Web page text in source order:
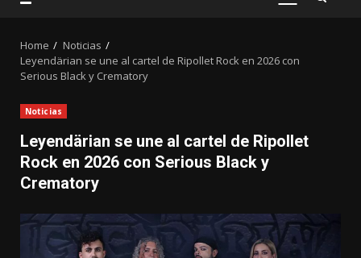
PRIMARY
Home
Noticias
Leyendärian se une al cartel de Ripollet Rock en 2026 con
Serious Black y Crematory
Noticias
Leyendärian se une al cartel de Ripollet
Rock en 2026 con Serious Black y
Crematory